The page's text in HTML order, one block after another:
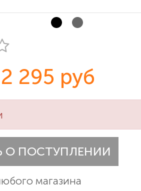
2 295 руб
О ПОСТУПЛЕНИИ
магазина